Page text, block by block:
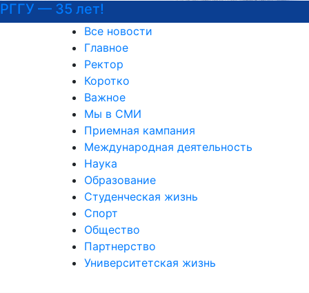
Подготовка к вступительным
Все новости
Главное
Ректор
Коротко
Важное
Мы в СМИ
Приемная кампания
Международная деятельность
Наука
Образование
Студенческая жизнь
Спорт
Общество
Партнерство
Университетская жизнь